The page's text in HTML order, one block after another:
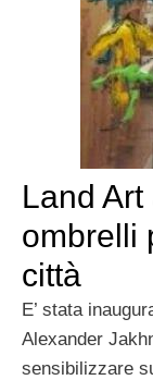
Land
ombrelli
città
E’ stata
Alexander
sensibilizzare